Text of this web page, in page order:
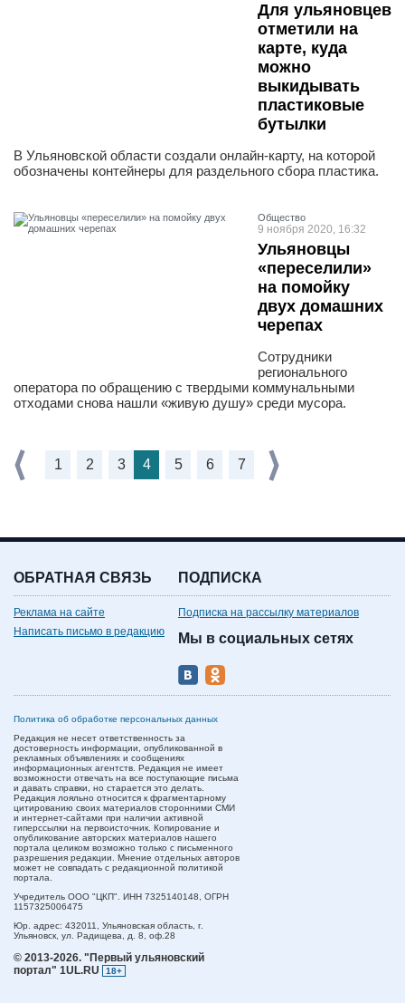
Для ульяновцев
отметили на
карте, куда
можно
выкидывать
пластиковые
бутылки
В Ульяновской области создали онлайн-карту, на которой
обозначены контейнеры для раздельного сбора пластика.
Общество
9 ноября 2020, 16:32
Ульяновцы
«переселили»
на помойку
двух домашних
черепах
Сотрудники
регионального
оператора по обращению с твердыми коммунальными
отходами снова нашли «живую душу» среди мусора.
1 2 3 4 5 6 7
ОБРАТНАЯ СВЯЗЬ
Реклама на сайте
Написать письмо в редакцию
ПОДПИСКА
Подписка на рассылку материалов
Мы в социальных сетях
Политика об обработке персональных данных
Редакция не несет ответственность за
достоверность информации, опубликованной в
рекламных объявлениях и сообщениях
информационных агентств. Редакция не имеет
возможности отвечать на все поступающие письма
и давать справки, но старается это делать.
Редакция лояльно относится к фрагментарному
цитированию своих материалов сторонними СМИ
и интернет-сайтами при наличии активной
гиперссылки на первоисточник. Копирование и
опубликование авторских материалов нашего
портала целиком возможно только с письменного
разрешения редакции. Мнение отдельных авторов
может не совпадать с редакционной политикой
портала.
Учредитель ООО "ЦКП". ИНН 7325140148, ОГРН
1157325006475
Юр. адрес: 432011, Ульяновская область, г.
Ульяновск, ул. Радищева, д. 8, оф.28
© 2013-2026. "Первый ульяновский
портал" 1UL.RU
18+